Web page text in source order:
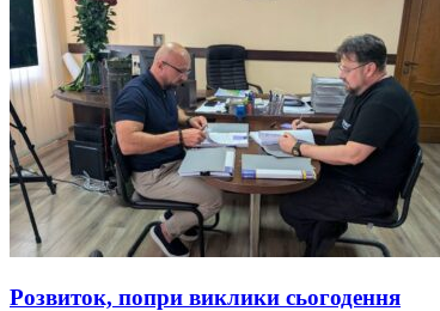
Розвиток, попри виклики сьогодення